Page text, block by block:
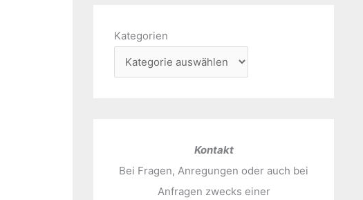
Kategorien
Kontakt
Bei Fragen, Anregungen oder auch bei
Anfragen zwecks einer